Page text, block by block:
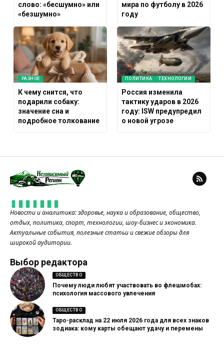
слово: «бесшумно» или
«безшумно»
мира по футболу в 2026
году
РАЗНОЕ
К чему снится, что
подарили собаку:
значение сна и
подробное толкование
ПОЛИТИКА ТЕХНОЛОГИИ
Россия изменила
тактику ударов в 2026
году: ISW предупредил
о новой угрозе
Новости и аналитика: здоровье, наука и образование, общество,
отдых, политика, спорт, технологии, шоу-бизнес и экономика.
Актуальные события, полезные статьи и свежие обзоры для
широкой аудитории.
Выбор редактора
ОБЩЕСТВО
Почему люди любят участвовать во флешмобах:
психология массового увлечения
ОБЩЕСТВО
Таро-расклад на 22 июля 2026 года для всех знаков
зодиака: кому карты обещают удачу и перемены